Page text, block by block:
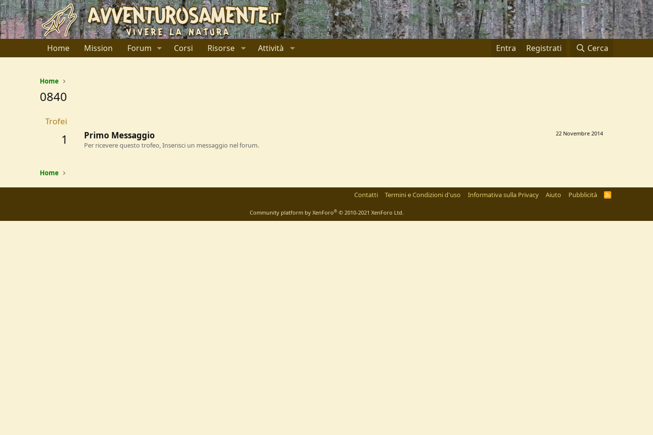
Home Mission Forum Corsi Risorse Attività Entra Registrati Cerca
Home
0840
Trofei
1 22 Novembre 2014
Primo Messaggio
Per ricevere questo trofeo, Inserisci un messaggio nel forum.
Home
Contatti Termini e Condizioni d'uso Informativa sulla Privacy Aiuto Pubblicità
R
Community platform by XenForo® © 2010-2021 XenForo Ltd.